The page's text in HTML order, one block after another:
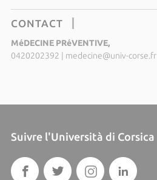
CONTACT
MéDECINE PRéVENTIVE,
0420202392 | medecine@univ-corse.fr
Suivre l'Università di Corsica